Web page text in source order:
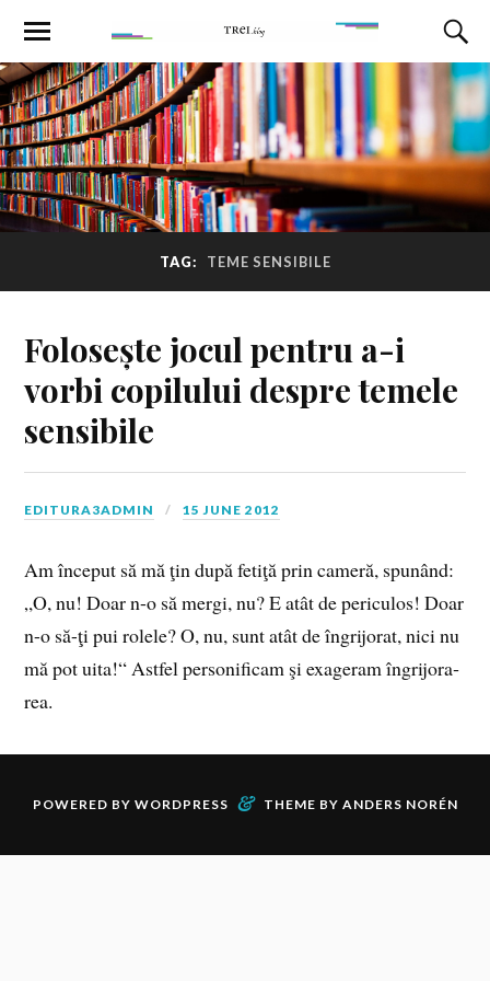
TAG: TEME SENSIBILE
Folosește jocul pentru a-i
vorbi copilului despre temele
sensibile
EDITURA3ADMIN 15 JUNE 2012
Am în­ce­put să mă ţin după fe­ti­ţă prin ca­me­ră, spu­nând:
„O, nu! Doar n-o să mergi, nu? E atât de pe­ri­cu­los! Doar
n-o să-ţi pui ro­le­le? O, nu, sunt atât de în­gri­jo­rat, nici nu
mă pot uita!“ Ast­fel per­so­ni­fi­cam şi exa­ge­ram în­gri­jo­ra­
rea.
POWERED BY WORDPRESS & THEME BY ANDERS NORÉN